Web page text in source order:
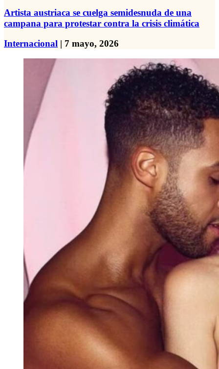
Artista austriaca se cuelga semidesnuda de una
campana para protestar contra la crisis climática
Internacional | 7 mayo, 2026